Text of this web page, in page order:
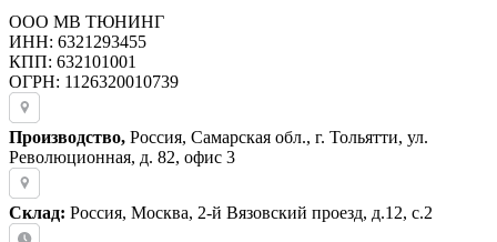
ООО МВ ТЮНИНГ
ИНН: 6321293455
КПП: 632101001
ОГРН: 1126320010739
Производство, Россия, Самарская обл., г. Тольятти, ул.
Революционная, д. 82, офис 3
Склад: Россия, Москва, 2-й Вязовский проезд, д.12, с.2